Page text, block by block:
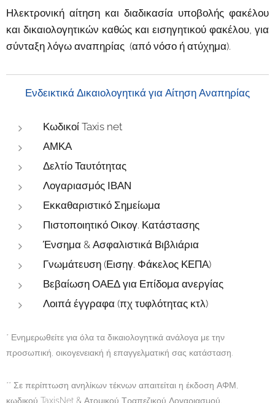
Ηλεκτρονική αίτηση και διαδικασία υποβολής φακέλου
και δικαιολογητικών καθώς και εισηγητικού φακέλου, για
σύνταξη λόγω αναπηρίας (από νόσο ή ατύχημα).
Ενδεικτικά Δικαιολογητικά για Αίτηση Αναπηρίας
Κωδικοί Taxis net
ΑΜΚΑ
Δελτίο Ταυτότητας
Λογαριασμός ΙΒΑΝ
Εκκαθαριστικό Σημείωμα
Πιστοποιητικό Οικογ. Κατάστασης
Ένσημα & Ασφαλιστικά Βιβλιάρια
Γνωμάτευση (Εισηγ. Φάκελος ΚΕΠΑ)
Βεβαίωση ΟΑΕΔ για Επίδομα ανεργίας
Λοιπά έγγραφα (πχ τυφλότητας κτλ)
* Ενημερωθείτε για όλα τα δικαιολογητικά ανάλογα με την
προσωπική, οικογενειακή ή επαγγελματική σας κατάσταση.
** Σε περίπτωση ανηλίκων τέκνων απαιτείται η έκδοση ΑΦΜ,
κωδικού TaxisNet & Ατομικού Τραπεζικού Λογαριασμού.